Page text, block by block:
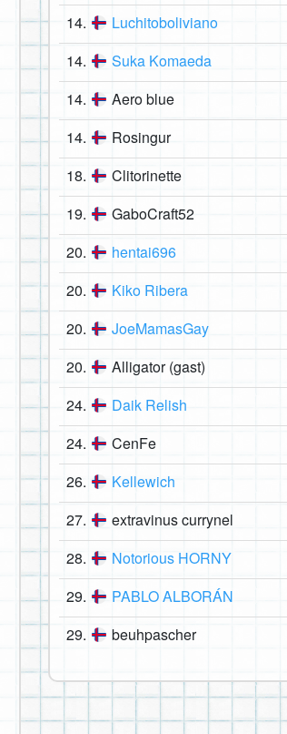
14. Luchitoboliviano
14. Suka Komaeda
14. Aero blue
14. Rosingur
18. Clitorinette
19. GaboCraft52
20. hentai696
20. Kiko Ribera
20. JoeMamasGay
20. Alligator (gast)
24. Daik Relish
24. CenFe
26. Kellewich
27. extravinus currynel
28. Notorious HORNY
29. PABLO ALBORÁN
29. beuhpascher